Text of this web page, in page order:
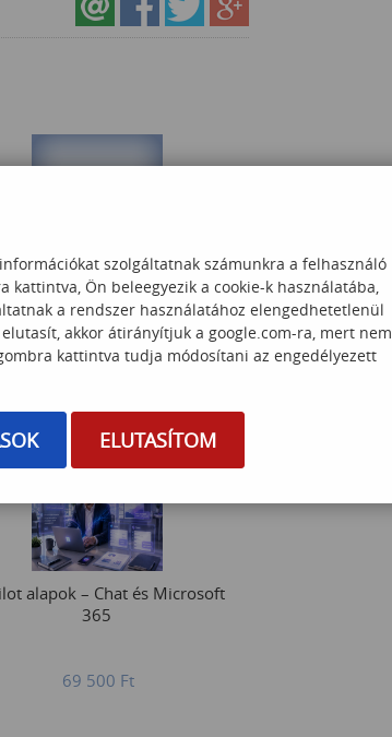
levelek kezelése Excel VBA
segítségével
55 000 Ft
alapok – Chat és Microsoft
365
69 500 Ft
szolgáltatnak számunkra a felhasználó
Ön beleegyezik a cookie-k használatába,
a rendszer használatához elengedhetetlenül
akkor átirányítjuk a google.com-ra, mert nem
kattintva tudja módosítani az engedélyezett
ELUTASÍTOM